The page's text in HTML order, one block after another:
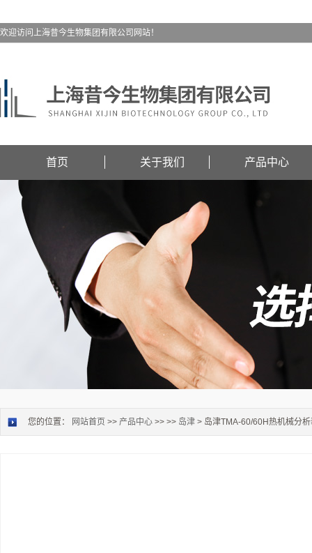
欢迎访问上海昔今生物集团有限公司网站！
首页 关于我们 产品中心
您的位置： 网站首页 >> 产品中心 >> >> 岛津 > 岛津TMA-60/60H热机械分